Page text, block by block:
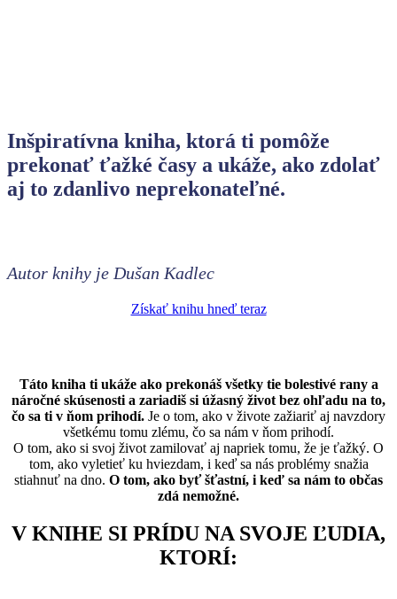
Inšpiratívna kniha, ktorá ti pomôže
prekonať ťažké časy a ukáže, ako zdolať
aj to zdanlivo neprekonateľné.
Autor knihy je Dušan Kadlec
Získať knihu hneď teraz
Táto kniha ti ukáže ako prekonáš všetky tie bolestivé rany a
náročné skúsenosti a zariadiš si úžasný život bez ohľadu na to,
čo sa ti v ňom prihodí. Je o tom, ako v živote zažiariť aj navzdory
všetkému tomu zlému, čo sa nám v ňom prihodí.
O tom, ako si svoj život zamilovať aj napriek tomu, že je ťažký. O
tom, ako vyletieť ku hviezdam, i keď sa nás problémy snažia
stiahnuť na dno. O tom, ako byť šťastní, i keď sa nám to občas
zdá nemožné.
V KNIHE SI PRÍDU NA SVOJE ĽUDIA,
KTORÍ: